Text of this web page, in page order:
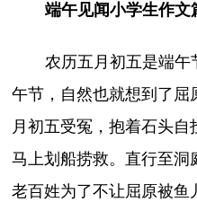
端午见闻小学生作文
农历五月初五是端午
午节，自然也就想到了屈
月初五受冤，抱着石头
马上划船捞救。直行至洞
老百姓为了不让屈原被